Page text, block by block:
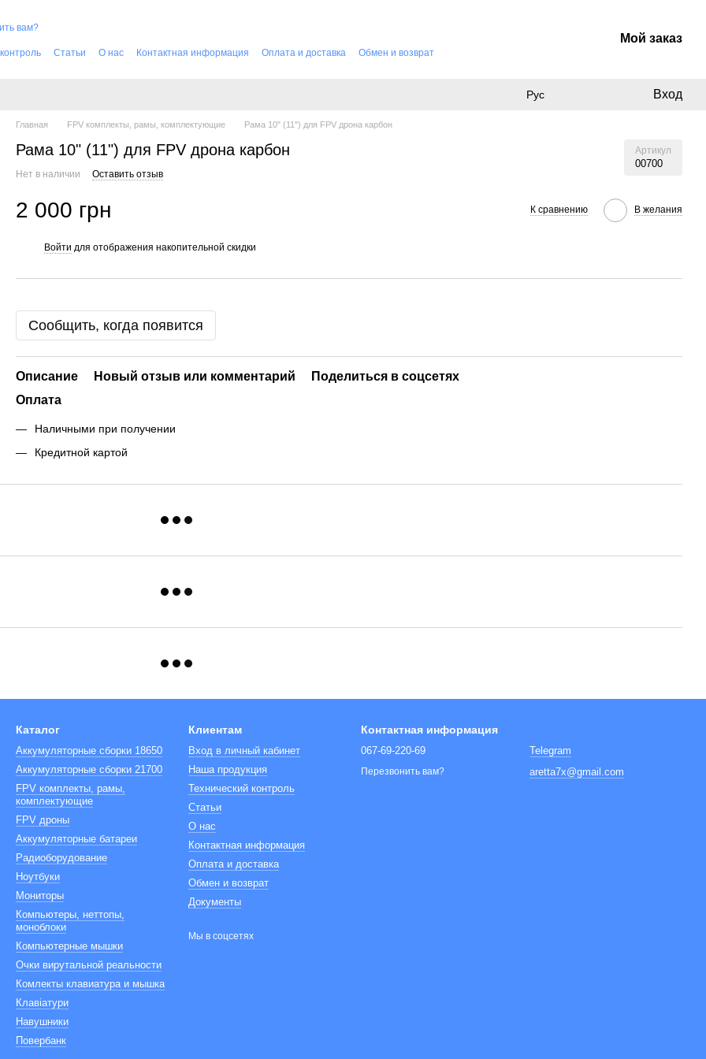
вам?
Cтатьи О нас Контактная информация Оплата и доставка Обмен и возврат
Мой заказ
Рус Вход
Главная FPV комплекты, рамы, комплектующие Рама 10" (11") для FPV дрона карбон
Рама 10" (11") для FPV дрона карбон Артикул
00700
Нет в наличии Оставить отзыв
2 000 грн К сравнению В желания
Войти для отображения накопительной скидки
Сообщить, когда появится
Описание Новый отзыв или комментарий
Поделиться в соцсетях
Оплата
Наличными при получении
Кредитной картой
Каталог
Аккумуляторные сборки 18650
Аккумуляторные сборки 21700
FPV комплекты, рамы,
комплектующие
FPV дроны
Аккумуляторные батареи
Радиоборудование
Ноутбуки
Мониторы
Компьютеры, неттопы,
моноблоки
Компьютерные мышки
Очки вирутальной реальности
Комлекты клавиатура и мышка
Клавіатури
Навушники
Повербанк
Клиентам
Вход в личный кабинет
Наша продукция
Технический контроль
Cтатьи
О нас
Контактная информация
Оплата и доставка
Обмен и возврат
Документы
Мы в соцсетях
Контактная информация
067-69-220-69
Перезвонить вам?
Telegram
aretta7x@gmail.com